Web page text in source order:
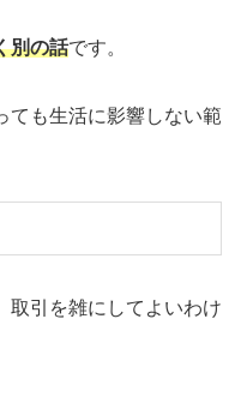
別の話です。
ても生活に影響しない範
取引を雑にしてよいわけ